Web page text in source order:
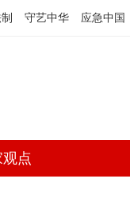
守艺中华 应急中国
点